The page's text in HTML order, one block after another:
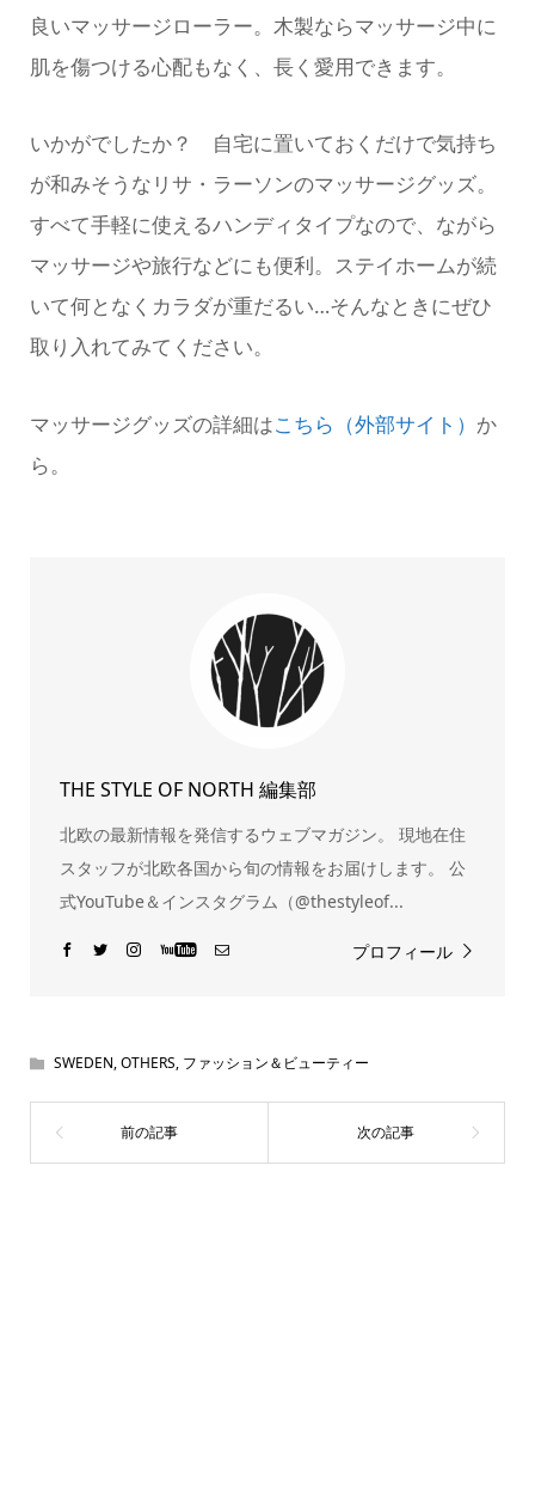
良いマッサージローラー。木製ならマッサージ中に
肌を傷つける心配もなく、長く愛用できます。
いかがでしたか？ 自宅に置いておくだけで気持ち
が和みそうなリサ・ラーソンのマッサージグッズ。
すべて手軽に使えるハンディタイプなので、ながら
マッサージや旅行などにも便利。ステイホームが続
いて何となくカラダが重だるい…そんなときにぜひ
取り入れてみてください。
マッサージグッズの詳細はこちら（外部サイト） か
ら。
THE STYLE OF NORTH 編集部
北欧の最新情報を発信するウェブマガジン。 現地在住
スタッフが北欧各国から旬の情報をお届けします。 公
式YouTube＆インスタグラム（@thestyleof...
プロフィール
SWEDEN,OTHERS, ファッション＆ビューティー